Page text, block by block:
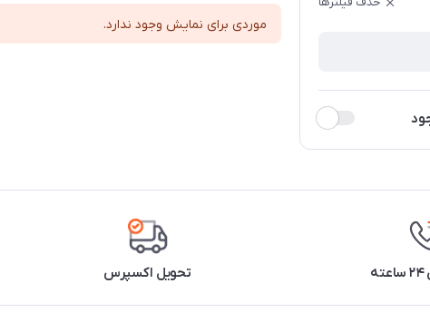
موردی برای نمایش وجود ندارد.
تحویل اکسپرس